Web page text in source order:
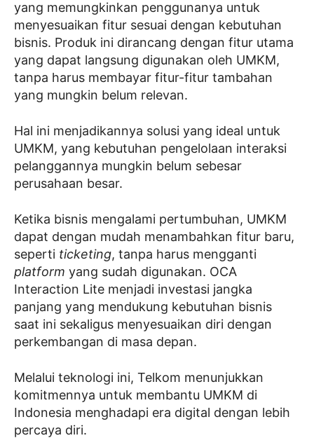
yang memungkinkan penggunanya untuk
menyesuaikan fitur sesuai dengan kebutuhan
bisnis. Produk ini dirancang dengan fitur utama
yang dapat langsung digunakan oleh UMKM,
tanpa harus membayar fitur-fitur tambahan
yang mungkin belum relevan.
Hal ini menjadikannya solusi yang ideal untuk
UMKM, yang kebutuhan pengelolaan interaksi
pelanggannya mungkin belum sebesar
perusahaan besar.
Ketika bisnis mengalami pertumbuhan, UMKM
dapat dengan mudah menambahkan fitur baru,
seperti ticketing, tanpa harus mengganti
platform yang sudah digunakan. OCA
Interaction Lite menjadi investasi jangka
panjang yang mendukung kebutuhan bisnis
saat ini sekaligus menyesuaikan diri dengan
perkembangan di masa depan.
Melalui teknologi ini, Telkom menunjukkan
komitmennya untuk membantu UMKM di
Indonesia menghadapi era digital dengan lebih
percaya diri.